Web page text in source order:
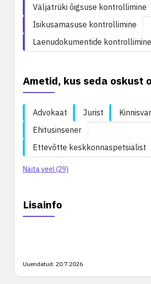
Väljatrüki õigsuse kontrollimine
Isikusamasuse kontrollimine
Laenudokumentide kontrollimine
Ametid, kus seda oskust
Advokaat Jurist
Ehitusinsener
Ettevõtte keskkonnaspetsialist
Näita veel (29)
Lisainfo
Uuendatud: 20.7.2026